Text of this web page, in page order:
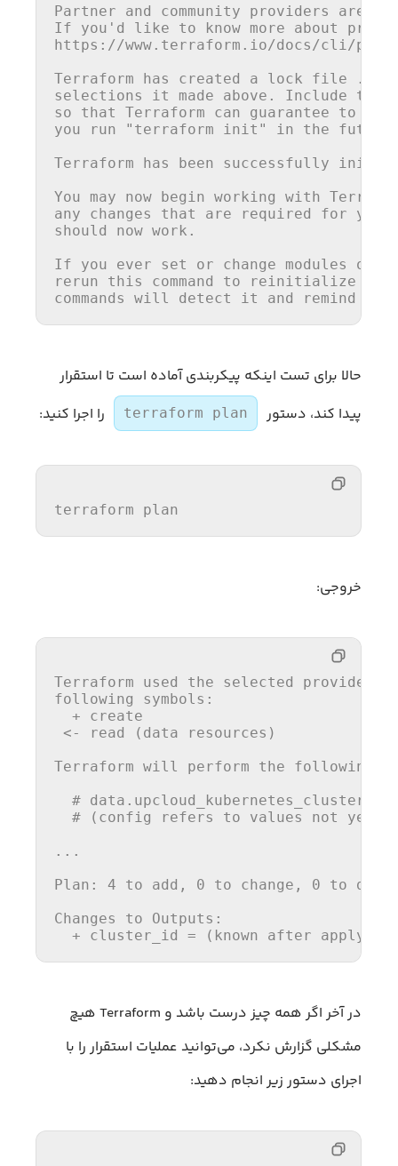
Partner and community providers are
If you' d like to know more about
https: //www.terraform.io/docs/cli/
Terraform has created a lock file
selections it made above. Include
so that Terraform can guarantee to
you
run "terraform init" in the
Terraform has been successfully
You may now begin working with
any changes that are required for your
should now work.
If you ever set
or change modules or
rerun this command to reinitialize
commands will detect it and remind
حالا برای تست اینکه پیکربندی آماده است تا استقرار
پیدا کند، دستور
terraform plan را اجرا کنید:
terraform plan
خروجی:
Terraform used the selected providers
following symbols:
  +
create
<-
read
(data resources)
Terraform will perform the following
#
# (config refers to values not yet
...
Plan: 4 to add , 0 to change, 0 to
Changes to Outputs:
  + cluster_id = (known
after apply)
در آخر اگر همه چیز درست باشد و Terraform هیچ
مشکلی گزارش نکرد، می‌توانید عملیات استقرار را با
اجرای دستور زیر انجام دهید: